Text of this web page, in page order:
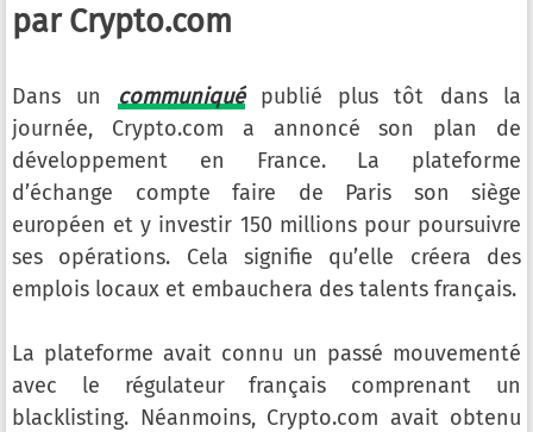
par Crypto.com
Dans un communiquépublié plus tôt dans la
journée, Crypto.com a annoncé son plan de
développement en France. La plateforme
d’échange compte faire de Paris son siège
européen et y investir 150 millions pour poursuivre
ses opérations. Cela signifie qu’elle créera des
emplois locaux et embauchera des talents français.
La plateforme avait connu un passé mouvementé
avec le régulateur français comprenant un
blacklisting. Néanmoins, Crypto.com avait obtenu